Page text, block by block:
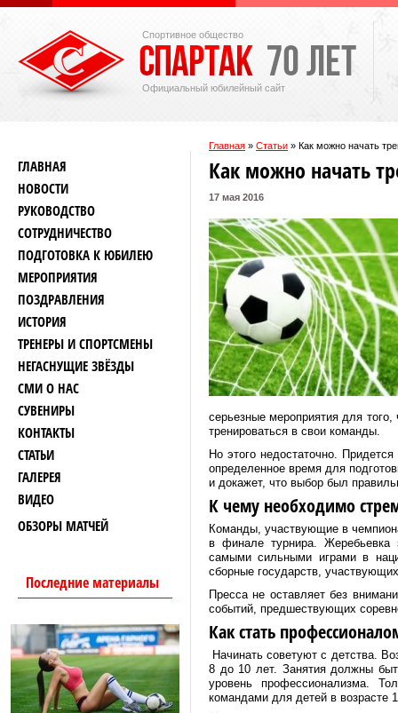
Спортивное общество
Официальный юбилейный сайт
Главная » Статьи » Как можно начать
ГЛАВНАЯ
НОВОСТИ
РУКОВОДСТВО
СОТРУДНИЧЕСТВО
ПОДГОТОВКА К ЮБИЛЕЮ
МЕРОПРИЯТИЯ
ПОЗДРАВЛЕНИЯ
ИСТОРИЯ
ТРЕНЕРЫ И СПОРТСМЕНЫ
НЕГАСНУЩИЕ ЗВЁЗДЫ
СМИ О НАС
СУВЕНИРЫ
КОНТАКТЫ
СТАТЬИ
ГАЛЕРЕЯ
ВИДЕО
ОБЗОРЫ МАТЧЕЙ
Последние материалы
Как можно начать
17 мая 2016
серьезные мероприятия для
тренироваться в свои команды.
Но этого недостаточно.
определенное время для
и докажет, что выбор был
К чему необходимо
Команды, участвующие в
в финале турнира. Жеребьевка
самыми сильными играми в
сборные государств,
Пресса не оставляет без
событий, предшествующих
Как стать
Начинать советуют с детства.
8 до 10 лет. Занятия должны
уровень профессионализма.
командами для детей в возрасте